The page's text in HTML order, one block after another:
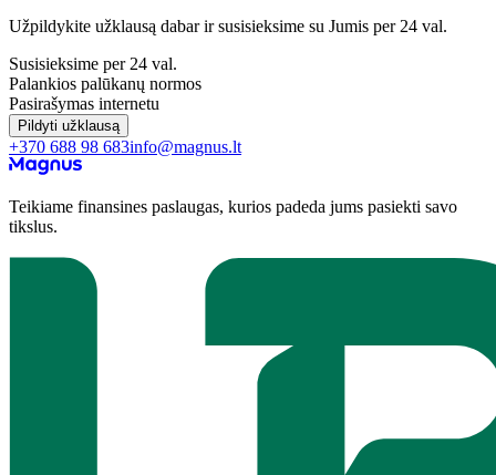
Užpildykite užklausą dabar ir susisieksime su Jumis per 24 val.
Susisieksime per 24 val.
Palankios palūkanų normos
Pasirašymas internetu
Pildyti užklausą
+370 688 98 683info@magnus.lt
Teikiame finansines paslaugas, kurios padeda jums pasiekti savo
tikslus.